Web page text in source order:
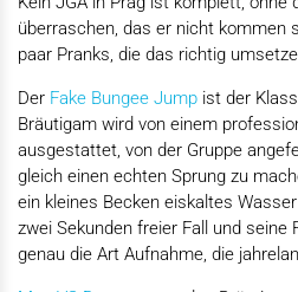
überraschen, das er nicht kommen
paar Pranks, die das richtig
Der Fake Bungee Jump ist der
Bräutigam wird von einem
ausgestattet, von der Gruppe
gleich einen echten Sprung zu
ein kleines Becken eiskaltes
zwei Sekunden freier Fall und seine
genau die Art Aufnahme, die